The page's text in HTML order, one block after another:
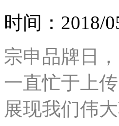
时间：2018/
宗申品牌日
一直忙于上
展现我们伟